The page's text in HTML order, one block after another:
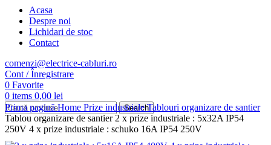
Acasa
Despre noi
Lichidari de stoc
Contact
comenzi@electrice-cabluri.ro
Cont / Înregistrare
0 Favorite
0 items 0,00 lei
Search
Prima paginăHome Prize industrialeTablouri organizare de santier
Tablou organizare de santier 2 x prize industriale : 5x32A IP54
250V 4 x prize industriale : schuko 16A IP54 250V